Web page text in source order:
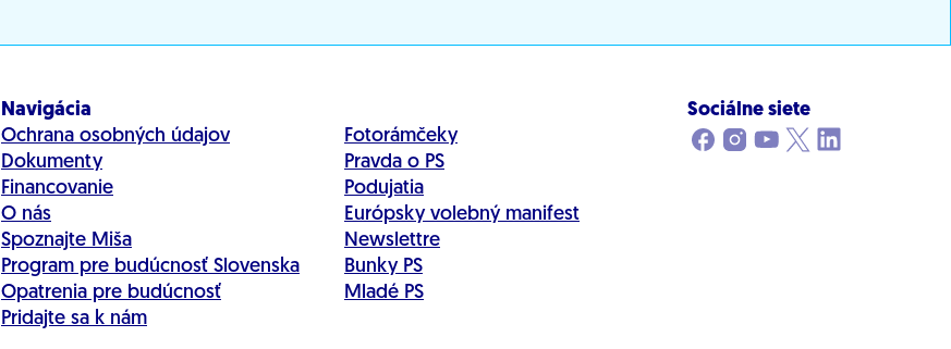
Navigácia
Ochrana osobných údajov
Dokumenty
Financovanie
O nás
Spoznajte Miša
Program pre budúcnosť Slovenska
Opatrenia pre budúcnosť
Pridajte sa k nám
Fotorámčeky
Pravda o PS
Podujatia
Európsky volebný manifest
Newslettre
Bunky PS
Mladé PS
Sociálne siete